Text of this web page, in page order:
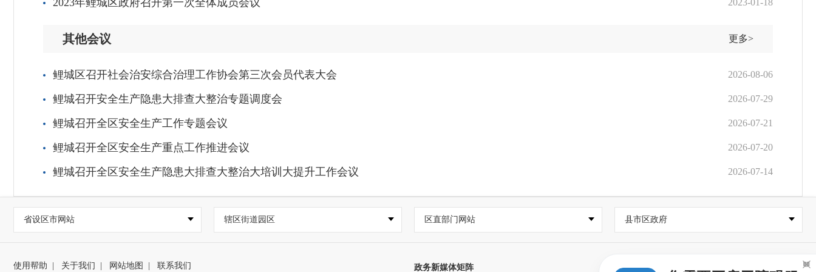
其他会议 更多>
2026-08-06
鲤城区召开社会治安综合治理工作协会第三次会员代表大会
2026-07-29
鲤城召开安全生产隐患大排查大整治专题调度会
2026-07-21
鲤城召开全区安全生产工作专题会议
2026-07-20
鲤城召开全区安全生产重点工作推进会议
2026-07-14
鲤城召开全区安全生产隐患大排查大整治大培训大提升工作会议
省设区市网站 辖区街道园区 区直部门网站 县市区政府
使用帮助 关于我们 网站地图 联系我们 政务新媒体矩阵 